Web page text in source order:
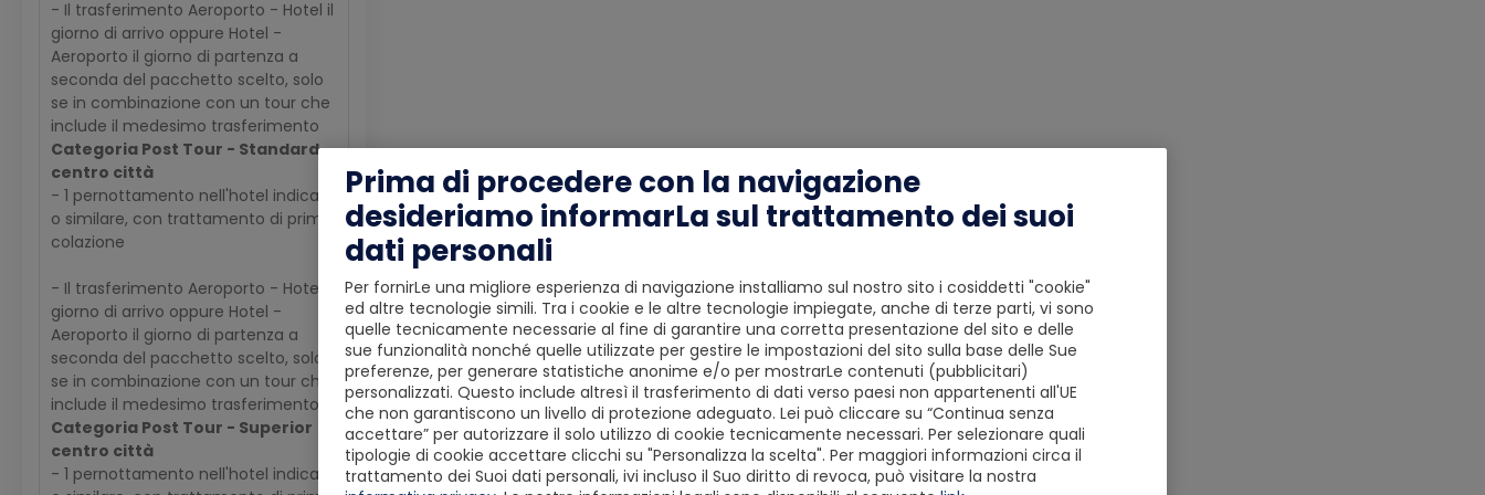
- Il trasferimento Aeroporto - Hotel il
giorno di arrivo oppure Hotel -
Aeroporto il giorno di partenza a
seconda del pacchetto scelto, solo
se in combinazione con un tour che
include il medesimo trasferimento
Categoria Post Tour - Standard
centro città
- 1 pernottamento nell'hotel indicato
o similare, con trattamento di prima
colazione
- Il trasferimento Aeroporto - Hotel il
giorno di arrivo oppure Hotel -
Aeroporto il giorno di partenza a
seconda del pacchetto scelto, solo
se in combinazione con un tour che
include il medesimo trasferimento
Categoria Post Tour - Superior
centro città
- 1 pernottamento nell'hotel indicato
Prima di procedere con la navigazione
desideriamo informarLa sul trattamento dei suoi
dati personali
Per fornirLe una migliore esperienza di navigazione installiamo sul nostro sito i cosiddetti "cookie"
ed altre tecnologie simili. Tra i cookie e le altre tecnologie impiegate, anche di terze parti, vi sono
quelle tecnicamente necessarie al fine di garantire una corretta presentazione del sito e delle
sue funzionalità nonché quelle utilizzate per gestire le impostazioni del sito sulla base delle Sue
preferenze, per generare statistiche anonime e/o per mostrarLe contenuti (pubblicitari)
personalizzati. Questo include altresì il trasferimento di dati verso paesi non appartenenti all'UE
che non garantiscono un livello di protezione adeguato. Lei può cliccare su “Continua senza
accettare” per autorizzare il solo utilizzo di cookie tecnicamente necessari. Per selezionare quali
tipologie di cookie accettare clicchi su "Personalizza la scelta". Per maggiori informazioni circa il
trattamento dei Suoi dati personali, ivi incluso il Suo diritto di revoca, può visitare la nostra